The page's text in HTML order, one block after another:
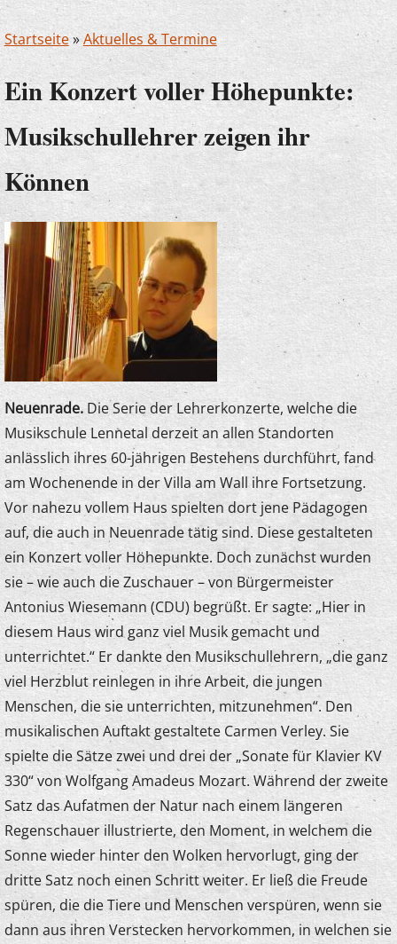
Startseite»Aktuelles & Termine
Ein Konzert voller Höhepunkte:
Musikschullehrer zeigen ihr
Können
Neuenrade.Die Serie der Lehrerkonzerte, welche die
Musikschule Lennetal derzeit an allen Standorten
anlässlich ihres 60-jährigen Bestehens durchführt, fand
am Wochenende in der Villa am Wall ihre Fortsetzung.
Vor nahezu vollem Haus spielten dort jene Pädagogen
auf, die auch in Neuenrade tätig sind. Diese gestalteten
ein Konzert voller Höhepunkte. Doch zunächst wurden
sie – wie auch die Zuschauer – von Bürgermeister
Antonius Wiesemann (CDU) begrüßt. Er sagte: „Hier in
diesem Haus wird ganz viel Musik gemacht und
unterrichtet.“ Er dankte den Musikschullehrern, „die ganz
viel Herzblut reinlegen in ihre Arbeit, die jungen
Menschen, die sie unterrichten, mitzunehmen“. Den
musikalischen Auftakt gestaltete Carmen Verley. Sie
spielte die Sätze zwei und drei der „Sonate für Klavier KV
330“ von Wolfgang Amadeus Mozart. Während der zweite
Satz das Aufatmen der Natur nach einem längeren
Regenschauer illustrierte, den Moment, in welchem die
Sonne wieder hinter den Wolken hervorlugt, ging der
dritte Satz noch einen Schritt weiter. Er ließ die Freude
spüren, die die Tiere und Menschen verspüren, wenn sie
dann aus ihren Verstecken hervorkommen, in welchen sie